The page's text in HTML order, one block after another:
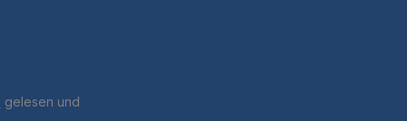
gelesen und